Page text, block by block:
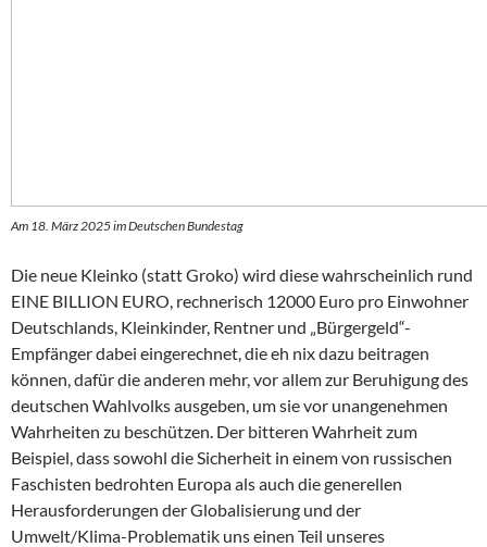
Am 18. März 2025 im Deutschen Bundestag
Die neue Kleinko (statt Groko) wird diese wahrscheinlich rund
EINE BILLION EURO, rechnerisch 12000 Euro pro Einwohner
Deutschlands, Kleinkinder, Rentner und „Bürgergeld“-
Empfänger dabei eingerechnet, die eh nix dazu beitragen
können, dafür die anderen mehr, vor allem zur Beruhigung des
deutschen Wahlvolks ausgeben, um sie vor unangenehmen
Wahrheiten zu beschützen. Der bitteren Wahrheit zum
Beispiel, dass sowohl die Sicherheit in einem von russischen
Faschisten bedrohten Europa als auch die generellen
Herausforderungen der Globalisierung und der
Umwelt/Klima-Problematik uns einen Teil unseres